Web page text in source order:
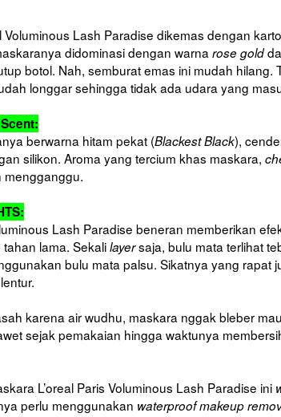
Voluminous Lash Paradise dikemas dengan
didominasi dengan warna rose gold
botol. Nah, semburat emas ini mudah hilang.
longgar sehingga tidak ada udara yang
berwarna hitam pekat (Blackest Black),
silikon. Aroma yang tercium khas maskara,
mengganggu.
Lash Paradise beneran memberikan
tahan lama. Sekalilayersaja, bulu mata terlihat
bulu mata palsu. Sikatnya yang rapat
karena air wudhu, maskara nggak bleber
sejak pemakaian hingga waktunya
L’oreal Paris Voluminous Lash Paradise ini
perlu menggunakan waterproof makeup